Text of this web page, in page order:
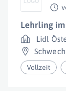
Lehrling
Lidl
Vollzeit